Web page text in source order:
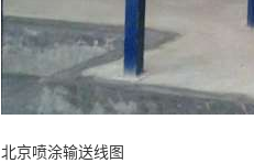
北京喷涂输送线图